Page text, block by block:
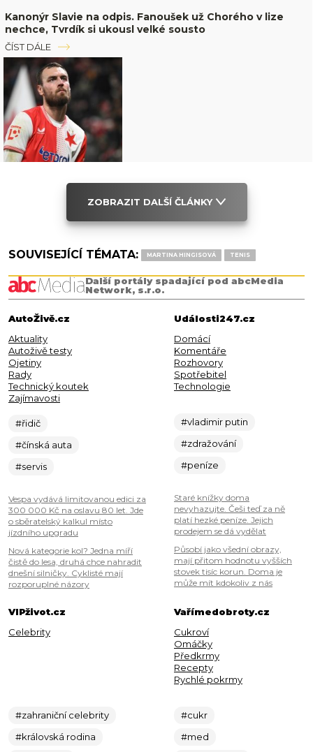
Kanonýr Slavie na odpis. Fanoušek už Chorého v lize
nechce, Tvrdík si ukousl velké sousto
ČÍST DÁLE
ZOBRAZIT DALŠÍ ČLÁNKY
SOUVISEJÍCÍ TÉMATA: MARTINA HINGISOVÁ TENIS
Další portály spadající pod abcMedia
Network, s.r.o.
AutoŽivě.cz
Aktuality
Autoživě testy
Ojetiny
Rady
Technický koutek
Zajímavosti
#řidič
#čínská auta
#servis
Vespa vydává limitovanou edici za
300 000 Kč na oslavu 80 let. Jde
o sběratelský kalkul místo
jízdního upgradu
Nová kategorie kol? Jedna míří
čistě do lesa, druhá chce nahradit
dnešní silničky. Cyklisté mají
rozporuplné názory
Události247.cz
Domácí
Komentáře
Rozhovory
Spotřebitel
Technologie
#vladimir putin
#zdražování
#peníze
Staré knížky doma
nevyhazujte. Češi teď za ně
platí hezké peníze. Jejich
prodejem se dá vydělat
Působí jako všední obrazy,
mají přitom hodnotu vyšších
stovek tisíc korun. Doma je
může mít kdokoliv z nás
VIPživot.cz
Celebrity
#zahraniční celebrity
#královská rodina
Vařímedobroty.cz
Cukroví
Omáčky
Předkrmy
Recepty
Rychlé pokrmy
#cukr
#med